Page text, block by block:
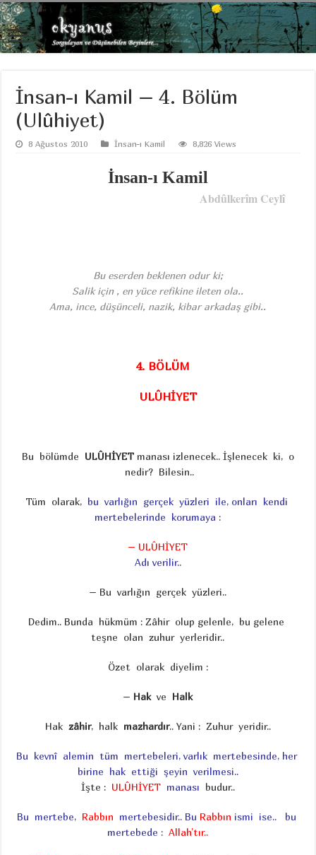
İnsan-ı Kamil – 4. Bölüm
(Ulûhiyet)
8 Ağustos 2010 İnsan-ı Kamil 8,826 Views
İnsan-ı Kamil
Abdûlkerîm Ceylî
Bu eserden beklenen odur ki;
Salik için , en yüce refikine ileten ola..
Ama, ince, düşünceli, nazik, kibar arkadaş gibi..
4. BÖLÜM
ULÛHİYET
Bu bölümde ULÛHİYETmanası izlenecek.. İşlenecek ki, o
nedir? Bilesin..
Tüm olarak, bu varlığın gerçek yüzleri ile, onları kendi
mertebelerinde korumaya :
– ULÛHİYET
Adı verilir..
– Bu varlığın gerçek yüzleri..
Dedim.. Bunda hükmüm : Zâhir olup gelenle, bu gelene
teşne olan zuhur yerleridir..
Özet olarak diyelim :
– Hakve Halk
Hak zâhir, halk mazhardır.. Yani : Zuhur yeridir..
Bu kevnî alemin tüm mertebeleri, varlık mertebesinde, her
birine hak ettiği şeyin verilmesi..
İşte : ULÛHİYET manası budur..
Bu mertebe, Rabbın mertebesidir.. Bu Rabbın ismi ise..
bu
mertebede :Allah’tır..